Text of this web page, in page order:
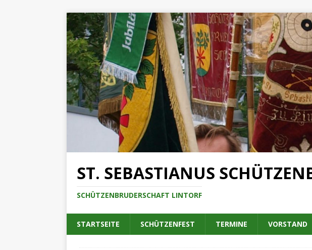
ST. SEBASTIANUS
SCHÜTZENBRUDERSCHAFT LINTORF
STARTSEITE SCHÜTZENFEST TERMINE VORSTAND